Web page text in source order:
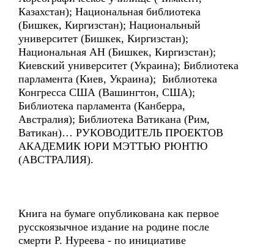
Казахстан); Национальная библиотека
(Бишкек, Киргизстан); Национальный
университет (Бишкек, Киргизстан);
Национальная АН (Бишкек, Киргизстан);
Киевский университет (Украина); Библиотека
парламента (Киев, Украина); Библиотека
Конгресса США (Вашингтон, США);
Библиотека парламента (Канберра,
Австралия); Библиотека Ватикана (Рим,
Ватикан)… РУКОВОДИТЕЛЬ ПРОЕКТОВ
АКАДЕМИК ЮРИ МЭТТЬЮ РЮНТЮ
(АВСТРАЛИЯ).
Книга на бумаге опубликована как первое
русскоязычное издание на родине после
смерти Р. Нуреева - по инициативе